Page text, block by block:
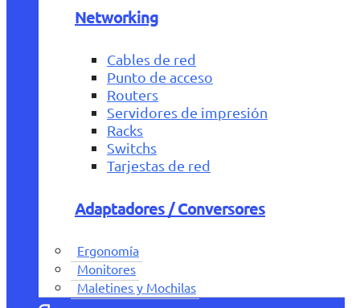
Networking
Cables de red
Punto de acceso
Routers
Servidores de impresión
Racks
Switchs
Tarjestas de red
Adaptadores / Conversores
Ergonomía
Monitores
Maletines y Mochilas